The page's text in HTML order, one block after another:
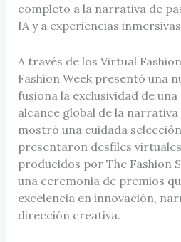
completo a la narrativa de
IA y a experiencias
A través de los Virtual
Fashion Week presentó una
fusiona la exclusividad de
alcance global de la
mostró una cuidada
presentaron desfiles
producidos por The Fashion
una ceremonia de premios
excelencia en innovación,
dirección creativa.